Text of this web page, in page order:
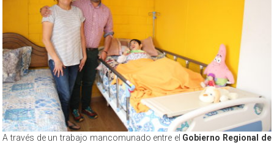
A través de un trabajo mancomunado entre el Gobierno Regional de